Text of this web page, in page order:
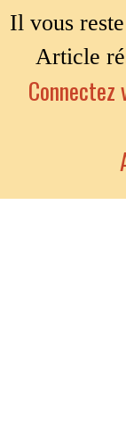
Il vous
Article
Connectez